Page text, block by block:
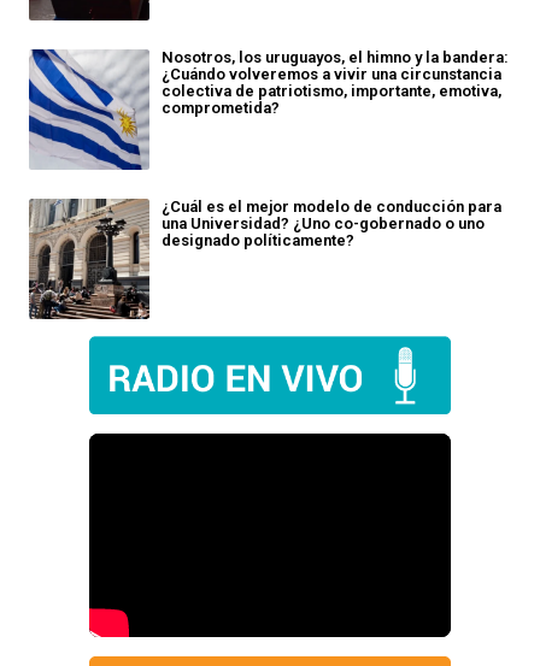
Nosotros, los uruguayos, el himno y la bandera:
¿Cuándo volveremos a vivir una circunstancia
colectiva de patriotismo, importante, emotiva,
comprometida?
¿Cuál es el mejor modelo de conducción para
una Universidad? ¿Uno co-gobernado o uno
designado políticamente?